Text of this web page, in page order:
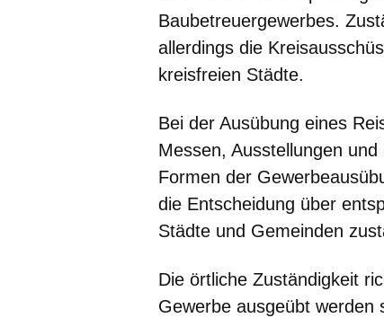
Baubetreuergewerbes.
allerdings die
kreisfreien Städte.
Bei der Ausübung eines
Messen, Ausstellungen
Formen der
die Entscheidung über
Städte und Gemeinden
Die örtliche Zuständigkeit
Gewerbe ausgeübt werden